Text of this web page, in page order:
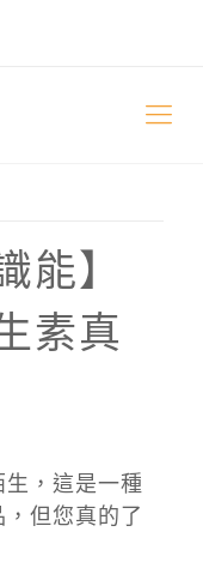
能】
素真
，這是一種
但您真的了